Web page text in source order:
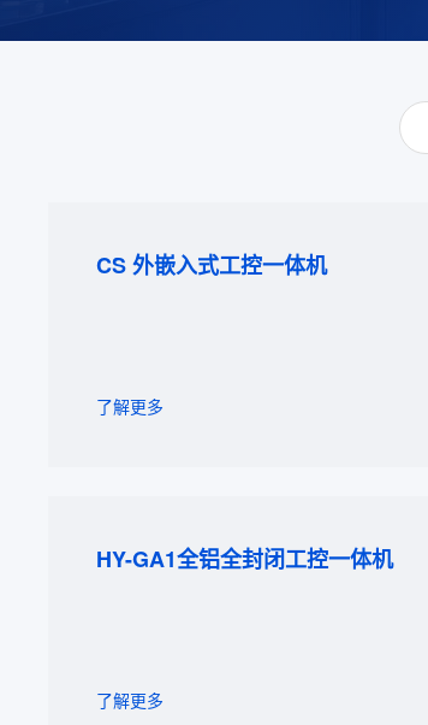
CS 外嵌入式工控一体机
了解更多
HY-GA1全铝全封闭工控一体机
了解更多